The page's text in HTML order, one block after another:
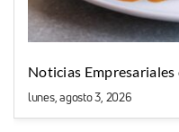
Noticias
lunes, agosto 3, 2026